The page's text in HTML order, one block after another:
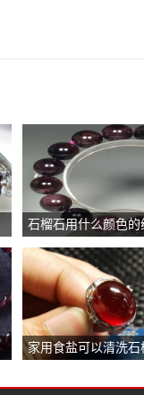
石榴石用什么颜色的
家用食盐可以清洗石